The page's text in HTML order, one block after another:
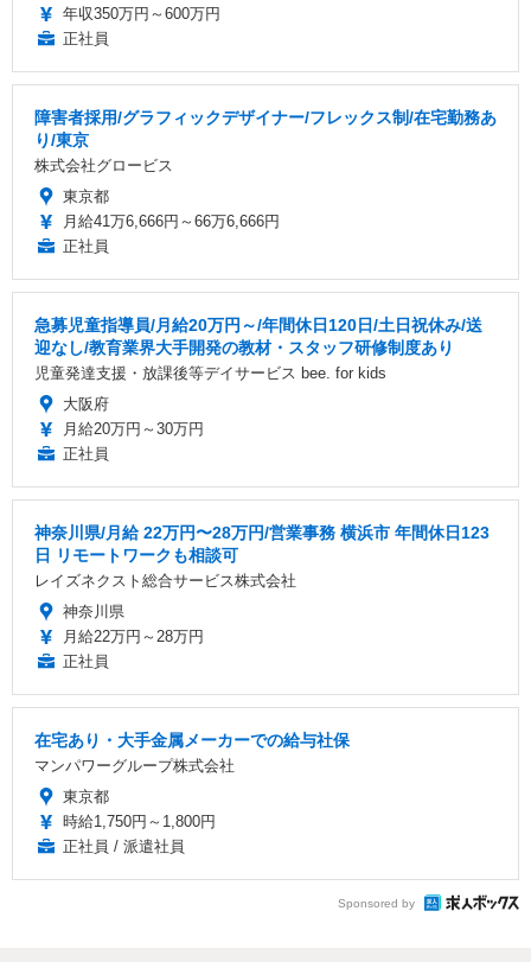
年収350万円～600万円
正社員
障害者採用/グラフィックデザイナー/フレックス制/在宅勤務あ
り/東京
株式会社グロービス
東京都
月給41万6,666円～66万6,666円
正社員
急募児童指導員/月給20万円～/年間休日120日/土日祝休み/送
迎なし/教育業界大手開発の教材・スタッフ研修制度あり
児童発達支援・放課後等デイサービス bee. for kids
大阪府
月給20万円～30万円
正社員
神奈川県/月給 22万円〜28万円/営業事務 横浜市 年間休日123
日 リモートワークも相談可
レイズネクスト総合サービス株式会社
神奈川県
月給22万円～28万円
正社員
在宅あり・大手金属メーカーでの給与社保
マンパワーグループ株式会社
東京都
時給1,750円～1,800円
正社員 / 派遣社員
Sponsored by